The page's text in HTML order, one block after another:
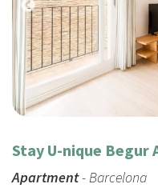
Previous
Stay U-nique
Apartment- Barcelona